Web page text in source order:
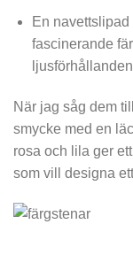
En
fascinerande
När jag såg dem
smycke med en
rosa och lila ger
som vill designa